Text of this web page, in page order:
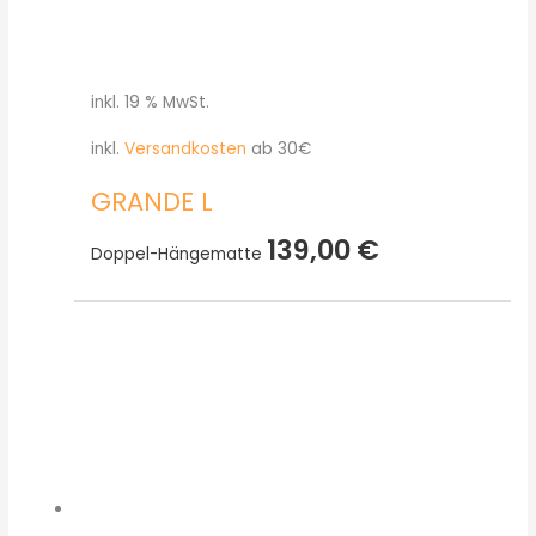
inkl. 19 % MwSt.
inkl. Versandkosten ab 30€
GRANDE L
Doppel-Hängematte 139,00€